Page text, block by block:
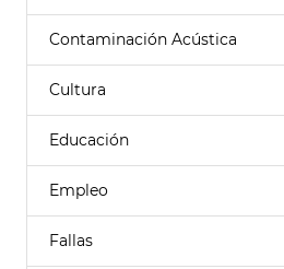
Contaminación Acústica
Cultura
Educación
Empleo
Fallas